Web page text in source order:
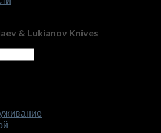
& Lukianov Knives